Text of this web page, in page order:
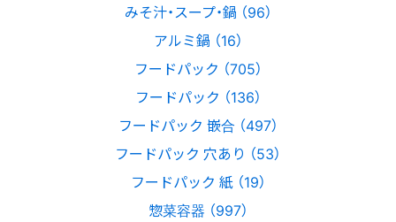
みそ汁・スープ・鍋 （96）
アルミ鍋 （16）
フードパック （705）
フードパック （136）
フードパック 嵌合 （497）
フードパック 穴あり （53）
フードパック 紙 （19）
惣菜容器 （997）